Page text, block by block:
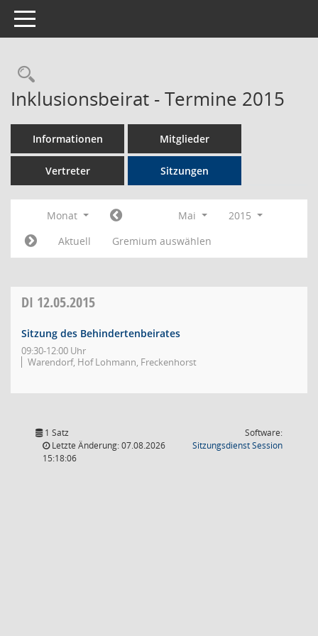
Toggle navigation
Rechercheauswahl
Inklusionsbeirat - Termine 2015
Informationen Mitglieder
Vertreter Sitzungen
Monat Mai
2015
Aktuell
Gremium auswählen
DI 12.05.2015
Sitzung des Behindertenbeirates
09:30-12:00 Uhr
Warendorf, Hof Lohmann, Freckenhorst
1 Satz
Letzte Änderung: 07.08.2026
15:18:06
Software:
SitzungsdienstSession(Wird in